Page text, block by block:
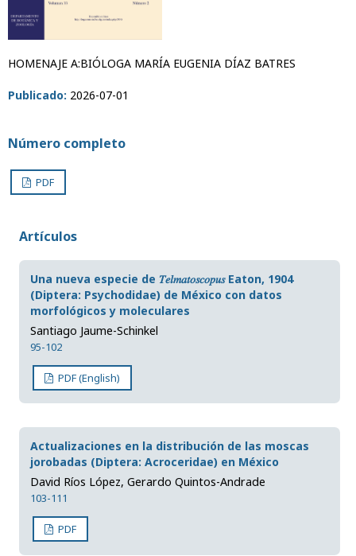
HOMENAJE A:BIÓLOGA MARÍA EUGENIA DÍAZ BATRES
Publicado: 2026-07-01
Número completo
PDF
Artículos
Una nueva especie de 𝑇𝑒𝑙𝑚𝑎𝑡𝑜𝑠𝑐𝑜𝑝𝑢𝑠 Eaton, 1904
(Diptera: Psychodidae) de México con datos
morfológicos y moleculares
Santiago Jaume-Schinkel
95-102
PDF (English)
Actualizaciones en la distribución de las moscas
jorobadas (Diptera: Acroceridae) en México
David Ríos López, Gerardo Quintos-Andrade
103-111
PDF